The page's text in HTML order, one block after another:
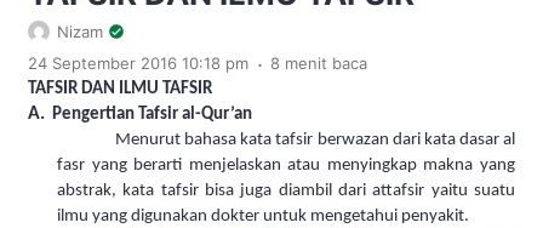
Nizam
24 September 2016 10:18 pm . 8 menit baca
TAFSIR DAN ILMU TAFSIR
A. Pengertian Tafsir al-Qur’an
Menurut bahasa katatafsir berwazan dari kata dasar al
fasr yang berarti menjelaskan atau menyingkap makna yang
abstrak, kata tafsir bisa juga diambil dari attafsir yaitu suatu
ilmu yang digunakan dokter untuk mengetahui penyakit.